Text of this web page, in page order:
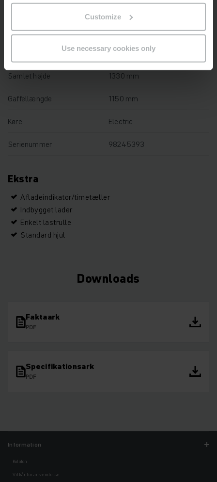
Customize
Use necessary cookies only
År 2019
Lastkapacitet 1400 kg
6199 h
Samlet højde 1330 mm
Gaffellængde 1150 mm
Køre Electric
Serienummer 98245393
Ekstra
Afladeindikator/timetæller
Indbygget lader
Enkelt lastrulle
Standard hjul
Downloads
Faktaark
PDF
Specifikationsark
PDF
Information
Kolofon
Vilkår for anvendelse